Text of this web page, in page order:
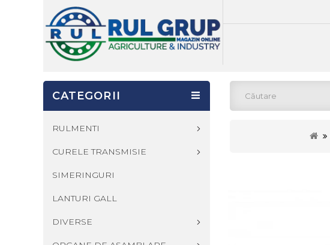
CATEGORII
RULMENTI
CURELE TRANSMISIE
SIMERINGURI
LANTURI GALL
DIVERSE